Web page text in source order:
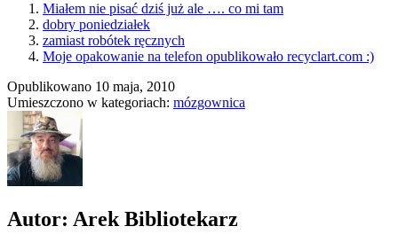
Miałem nie pisać dziś już ale …. co mi tam
dobry poniedziałek
zamiast robótek ręcznych
Moje opakowanie na telefon opublikowało recyclart.com :)
Opublikowano 10 maja, 2010
Umieszczono w kategoriach: mózgownica
Autor: Arek Bibliotekarz